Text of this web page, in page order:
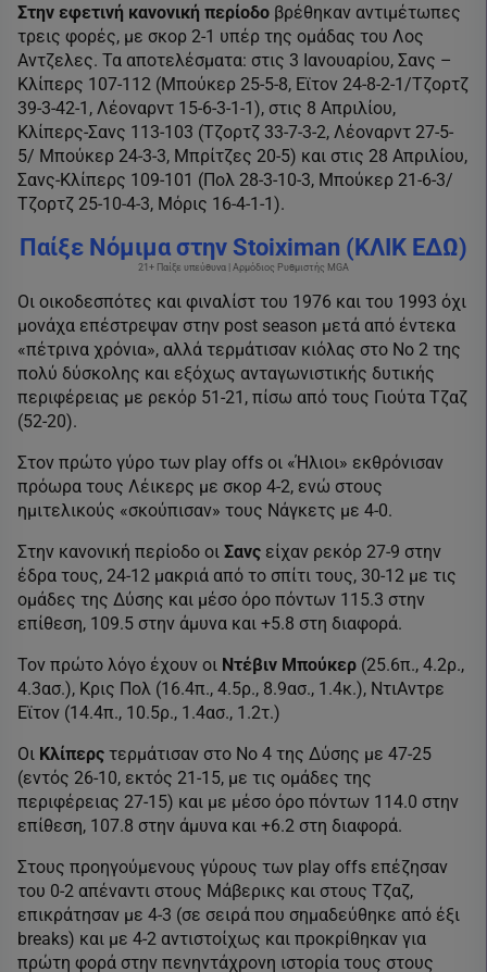
Στην εφετινή κανονική περίοδο βρέθηκαν αντιμέτωπες
τρεις φορές, με σκορ 2-1 υπέρ της ομάδας του Λος
Αντζελες. Τα αποτελέσματα: στις 3 Ιανουαρίου, Σανς –
Κλίπερς 107-112 (Μπούκερ 25-5-8, Εϊτον 24-8-2-1/Τζορτζ
39-3-42-1, Λέοναρντ 15-6-3-1-1), στις 8 Απριλίου,
Κλίπερς-Σανς 113-103 (Τζορτζ 33-7-3-2, Λέοναρντ 27-5-
5/ Μπούκερ 24-3-3, Μπρίτζες 20-5) και στις 28 Απριλίου,
Σανς-Κλίπερς 109-101 (Πολ 28-3-10-3, Μπούκερ 21-6-3/
Τζορτζ 25-10-4-3, Μόρις 16-4-1-1).
Παίξε Νόμιμα στην Stoiximan (ΚΛΙΚ ΕΔΩ)
21+ Παίξε υπεύθυνα | Αρμόδιος Ρυθμιστής MGA
Οι οικοδεσπότες και φιναλίστ του 1976 και του 1993 όχι
μονάχα επέστρεψαν στην post season μετά από έντεκα
«πέτρινα χρόνια», αλλά τερμάτισαν κιόλας στο Νο 2 της
πολύ δύσκολης και εξόχως ανταγωνιστικής δυτικής
περιφέρειας με ρεκόρ 51-21, πίσω από τους Γιούτα Τζαζ
(52-20).
Στον πρώτο γύρο των play offs οι «Ήλιοι» εκθρόνισαν
πρόωρα τους Λέικερς με σκορ 4-2, ενώ στους
ημιτελικούς «σκούπισαν» τους Νάγκετς με 4-0.
Στην κανονική περίοδο οι Σανς είχαν ρεκόρ 27-9 στην
έδρα τους, 24-12 μακριά από το σπίτι τους, 30-12 με τις
ομάδες της Δύσης και μέσο όρο πόντων 115.3 στην
επίθεση, 109.5 στην άμυνα και +5.8 στη διαφορά.
Τον πρώτο λόγο έχουν οι Ντέβιν Μπούκερ (25.6π., 4.2ρ.,
4.3ασ.), Κρις Πολ (16.4π., 4.5ρ., 8.9ασ., 1.4κ.), ΝτιΑντρε
Εϊτον (14.4π., 10.5ρ., 1.4ασ., 1.2τ.)
Oι Κλίπερς τερμάτισαν στο Νο 4 της Δύσης με 47-25
(εντός 26-10, εκτός 21-15, με τις ομάδες της
περιφέρειας 27-15) και με μέσο όρο πόντων 114.0 στην
επίθεση, 107.8 στην άμυνα και +6.2 στη διαφορά.
Στους προηγούμενους γύρους των play offs επέζησαν
του 0-2 απέναντι στους Μάβερικς και στους Τζαζ,
επικράτησαν με 4-3 (σε σειρά που σημαδεύθηκε από έξι
breaks) και με 4-2 αντιστοίχως και προκρίθηκαν για
πρώτη φορά στην πενηντάχρονη ιστορία τους στους